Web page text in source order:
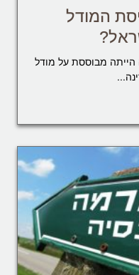
המודל
כלכלת צ'ילה הייתה מבוססת על מודל